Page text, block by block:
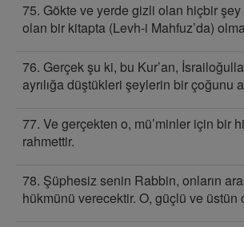
75. Gökte ve yerde gizli olan hiçbir şey
olan bir kitapta (Levh-i Mahfuz’da)
76. Gerçek şu ki, bu Kur’an,
ayrılığa düştükleri şeylerin bir çoğunu
77. Ve gerçekten o, mü’minler için bir
rahmettir.
78. Şüphesiz senin Rabbin, onların
hükmünü verecektir. O, güçlü ve üstün